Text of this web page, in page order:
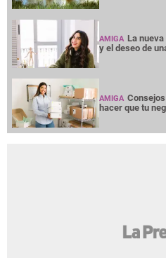
AMIGA La
y el deseo de
AMIGA
hacer que tu